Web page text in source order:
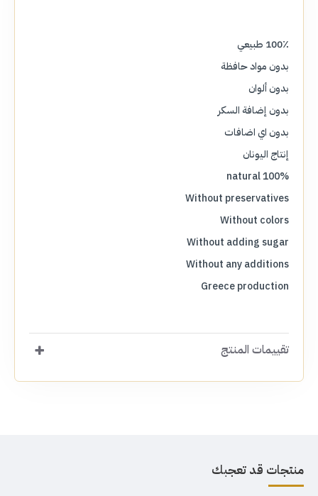
100٪ طبيعي
بدون مواد حافظة
بدون ألوان
بدون إضافة السكر
بدون اي اضافات
إنتاج اليونان
100% natural
Without preservatives
Without colors
Without adding sugar
Without any additions
Greece production
تقييمات المنتج
منتجات قد تعجبك